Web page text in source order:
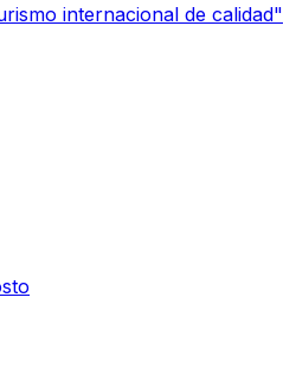
internacional de calidad"